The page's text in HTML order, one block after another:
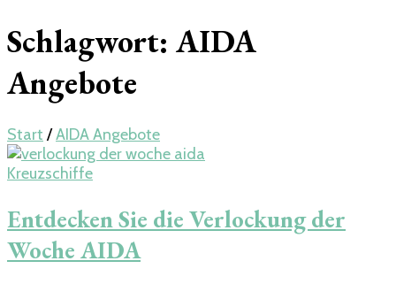
Schlagwort: AIDA
Angebote
Start /AIDA Angebote
Kreuzschiffe
Entdecken Sie die Verlockung der
Woche AIDA